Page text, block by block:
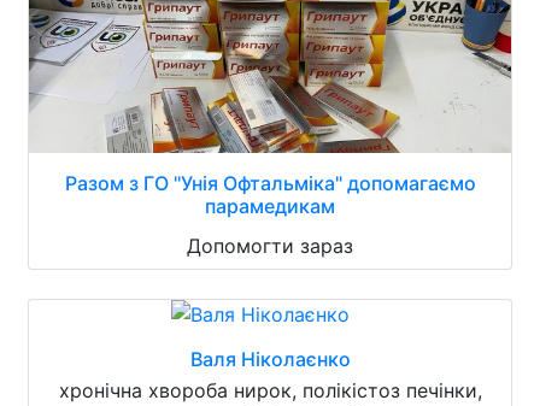
Разом з ГО "Унія Офтальміка" допомагаємо
парамедикам
Допомогти зараз
Валя Ніколаєнко
хронічна хвороба нирок, полікістоз печінки,